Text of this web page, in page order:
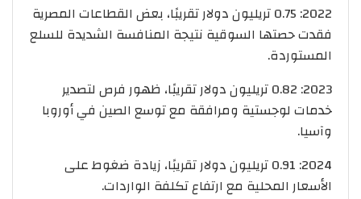
2022: 0.75 تريليون دولار تقريبًا، بعض القطاعات المصرية
فقدت حصتها السوقية نتيجة المنافسة الشديدة للسلع
المستوردة.
2023: 0.82 تريليون دولار تقريبًا، ظهور فرص لتصدير
خدمات لوجستية ومرافقة مع توسع الصين في أوروبا
وآسيا.
2024: 0.91 تريليون دولار تقريبًا، زيادة ضغوط على
الأسعار المحلية مع ارتفاع تكلفة الواردات.